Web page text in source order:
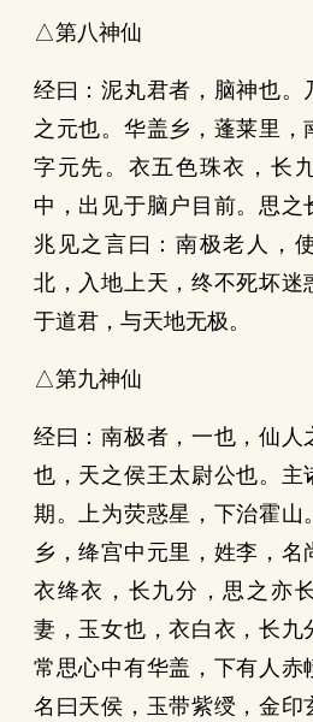
△第八神仙
经曰：泥丸君者，脑神也。
之元也。华盖乡，蓬莱里，
字元先。衣五色珠衣，长
中，出见于脑户目前。思之
兆见之言曰：南极老人，
北，入地上天，终不死坏迷
于道君，与天地无极。
△第九神仙
经曰：南极者，一也，仙人
也，天之侯王太尉公也。主
期。上为荧惑星，下治霍山
乡，绛宫中元里，姓李，名
衣绛衣，长九分，思之亦
妻，玉女也，衣白衣，长九
常思心中有华盖，下有人赤
名曰天侯，玉带紫绶，金印